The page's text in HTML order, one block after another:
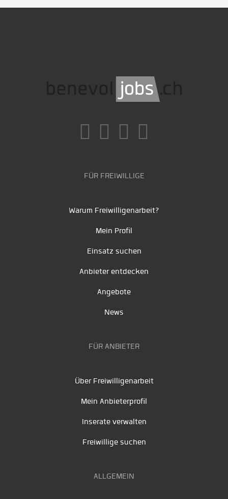
FÜR FREIWILLIGE
Warum Freiwilligenarbeit?
Mein Profil
Einsatz suchen
Anbieter entdecken
Angebote
News
FÜR ANBIETER
Über Freiwilligenarbeit
Mein Anbieterprofil
Inserate verwalten
Freiwillige suchen
ALLGEMEIN